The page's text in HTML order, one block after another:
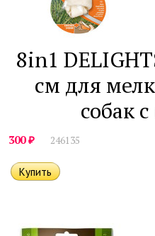
8in1
см для
собак
300₽ 246135